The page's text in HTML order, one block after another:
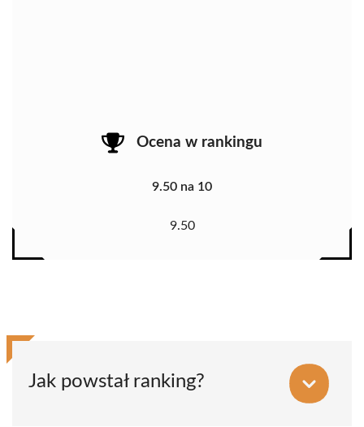
Ocena w rankingu
9.50 na 10
9.50
Jak powstał ranking?